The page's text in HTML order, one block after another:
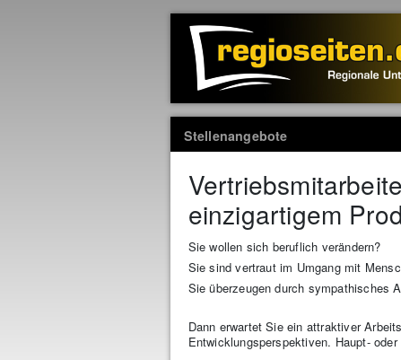
Stellenangebote
einzigartigem
Sie wollen sich beruflich verändern?
Sie sind vertraut im Umgang mit
Sie überzeugen durch sympathisches
Dann erwartet Sie ein attraktiver
Entwicklungsperspektiven. Haupt-